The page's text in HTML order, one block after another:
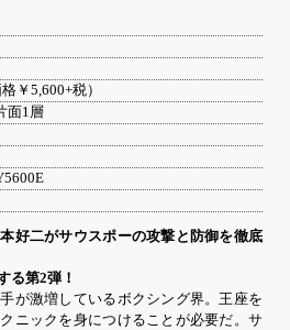
￥5,600+税）
面1層
好二がサウスポーの攻撃と防御を徹底
る第2弾！
が激増しているボクシング界。王座を
ニックを身につけることが必要だ。サ